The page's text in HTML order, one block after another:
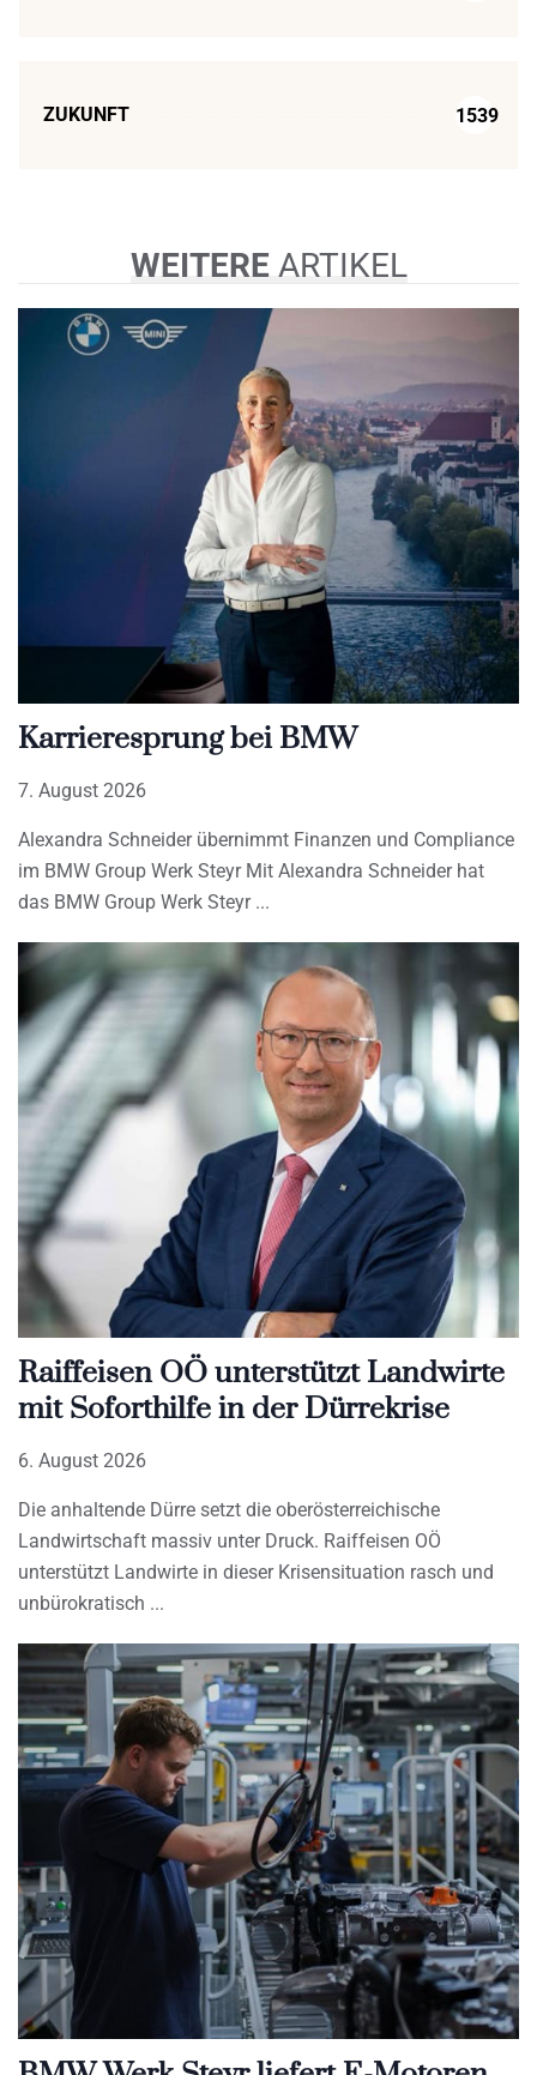
ZUKUNFT 1539
WEITEREARTIKEL
Karrieresprung bei BMW
7. August 2026
Alexandra Schneider übernimmt Finanzen und Compliance
im BMW Group Werk Steyr Mit Alexandra Schneider hat
das BMW Group Werk Steyr
Raiffeisen OÖ unterstützt Landwirte
mit Soforthilfe in der Dürrekrise
6. August 2026
Die anhaltende Dürre setzt die oberösterreichische
Landwirtschaft massiv unter Druck. Raiffeisen OÖ
unterstützt Landwirte in dieser Krisensituation rasch und
unbürokratisch